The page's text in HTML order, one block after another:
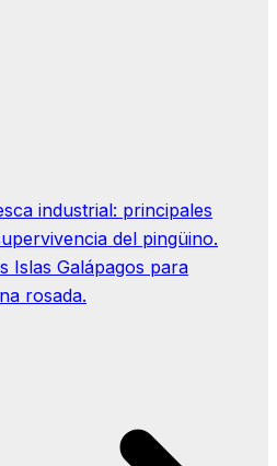
industrial: principales
del pingüino.
Islas Galápagos para
rosada.